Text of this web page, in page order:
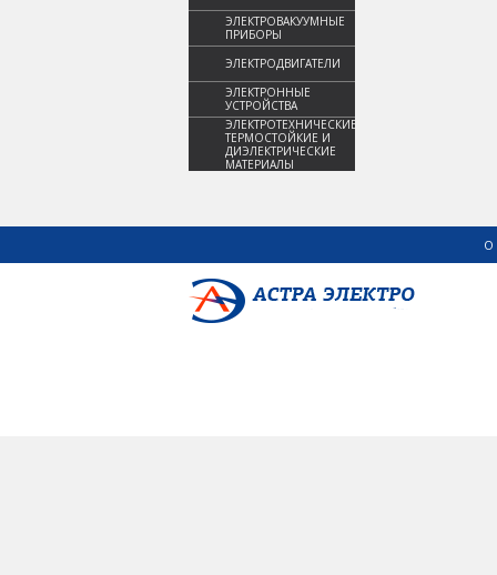
ЭЛЕКТРОВАКУУМНЫЕ
ПРИБОРЫ
ЭЛЕКТРОДВИГАТЕЛИ
ЭЛЕКТРОННЫЕ
УСТРОЙСТВА
ЭЛЕКТРОТЕХНИЧЕСКИЕ,
ТЕРМОСТОЙКИЕ И
ДИЭЛЕКТРИЧЕСКИЕ
МАТЕРИАЛЫ